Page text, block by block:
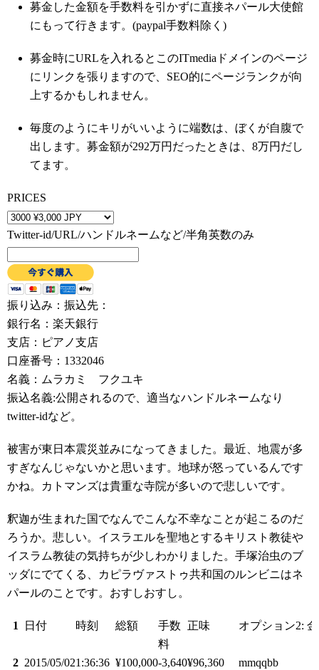
募金した金額を手数料を引かずに直接ネパール大使館
にもって行きます。(paypal手数料除く)
募金時にURLを入れるとこのITmediaドメインのページ
にリンクを張りますので、SEO的にページランクが向
上するかもしれません。
毎度のようにキリがいいように端数は、ぼくが自腹で
出します。募金額が292万円だったときは、8万円だし
てます。
PRICES
Twitter-id/URL/ハンドルネームなど/半角英数のみ
振り込み：振込先：
銀行名：楽天銀行
支店：ピアノ支店
口座番号：1332046
名義：ムラカミ フクユキ
振込名義:公開されるので、適当なハンドルネームなり
twitter-idなど。
被害が東日本震災並みになってきました。最近、地震が多
すぎなんじゃないかと思います。地球が怒っているんです
かね。カトマンズは貴重な寺院が多いので悲しいです。
釈迦が生まれた国でなんでこんな不幸なことが起こるのだ
ろうか。悲しい。イスラエルを聖地とするキリスト教徒や
イスラム教徒の気持ちが少しわかりました。手塚治虫のブ
ッダにでてくる、カピラヴァストゥ共和国のルンビニはネ
パールのことです。おすしおすし。
1 日付 時刻 総額
手数
料
正味 オプション2:
2 2015/05/021:36:36 ¥100,000-3,640¥96,360
mmqqbb